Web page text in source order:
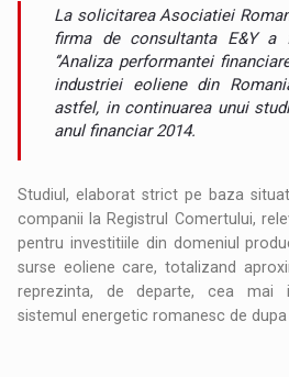
La solicitarea Asociatiei
firma de consultanta E&Y a
‘’Analiza performantei
industriei eoliene din
astfel, in continuarea unui
anul financiar 2014.
Studiul, elaborat strict pe baza
companii la Registrul Comertului,
pentru investitiile din domeniul
surse eoliene care, totalizand
reprezinta, de departe, cea mai
sistemul energetic romanesc de dupa